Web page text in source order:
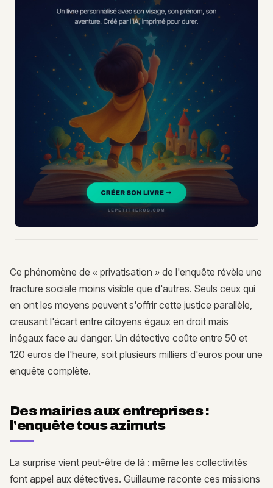
Ce phénomène de « privatisation » de l'enquête révèle une
fracture sociale moins visible que d'autres. Seuls ceux qui
en ont les moyens peuvent s'offrir cette justice parallèle,
creusant l'écart entre citoyens égaux en droit mais
inégaux face au danger. Un détective coûte entre 50 et
120 euros de l'heure, soit plusieurs milliers d'euros pour une
enquête complète.
Des mairies aux entreprises :
l'enquête tous azimuts
La surprise vient peut-être de là : même les collectivités
font appel aux détectives. Guillaume raconte ces missions